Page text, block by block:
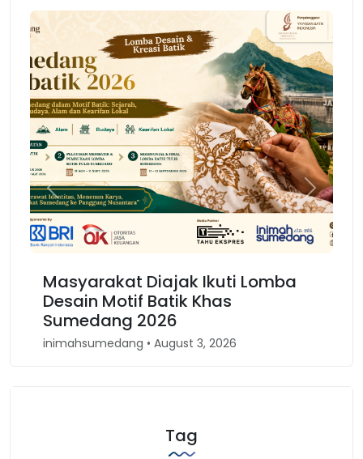
Masyarakat Diajak Ikuti Lomba
Desain Motif Batik Khas
Sumedang 2026
inimahsumedang • August 3, 2026
Previous Next
Tag